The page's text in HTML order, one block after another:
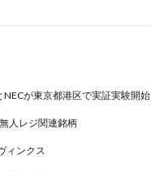
NECが東京都港区で実証実験開始
人レジ関連銘柄
ィンクス